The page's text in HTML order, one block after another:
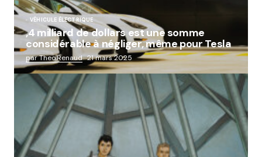
VÉHICULE ÉLECTRIQUE
,4 milliard de dollars est une somme
considérable à négliger, même pour Tesla
par Theo.Renaud 21 mars 2025